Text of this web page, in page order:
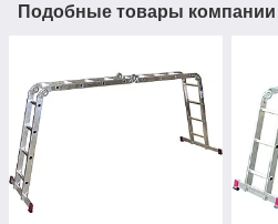
Подобные товары компании